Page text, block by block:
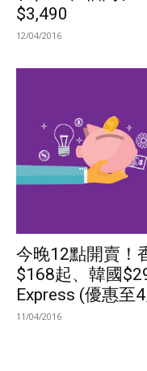
$3,490
12/04/2016
今晚12點開賣！
$168起、韓國
Express (優惠至
11/04/2016